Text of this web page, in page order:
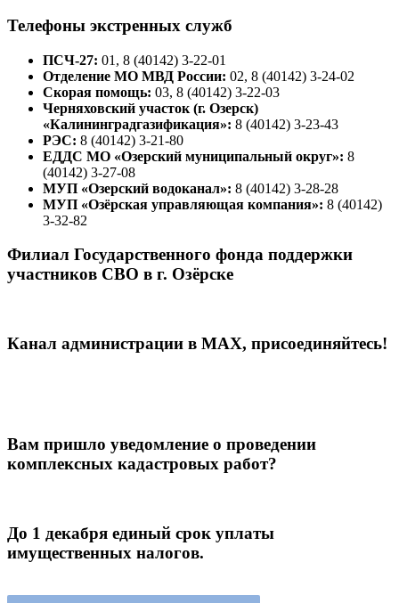
Телефоны экстренных служб
ПСЧ-27: 01, 8 (40142) 3-22-01
Отделение МО МВД России: 02, 8 (40142) 3-24-02
Скорая помощь: 03, 8 (40142) 3-22-03
Черняховский участок (г. Озерск)
«Калининградгазификация»: 8 (40142) 3-23-43
РЭС: 8 (40142) 3-21-80
ЕДДС МО «Озерский муниципальный округ»: 8
(40142) 3-27-08
МУП «Озерский водоканал»: 8 (40142) 3-28-28
МУП «Озёрская управляющая компания»: 8 (40142)
3-32-82
Филиал Государственного фонда поддержки
участников СВО в г. Озёрске
Канал администрации в МАХ, присоединяйтесь!
Вам пришло уведомление о проведении
комплексных кадастровых работ?
До 1 декабря единый срок уплаты
имущественных налогов.